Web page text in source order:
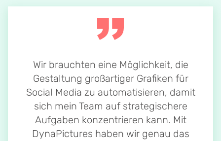
Wir brauchten eine Möglichkeit, die
Gestaltung großartiger Grafiken für
Social Media zu automatisieren, damit
sich mein Team auf strategischere
Aufgaben konzentrieren kann. Mit
DynaPictures haben wir genau das